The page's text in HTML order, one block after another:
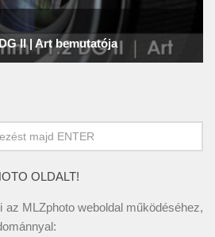
OLDALT!
az MLZphoto weboldal működéséhez,